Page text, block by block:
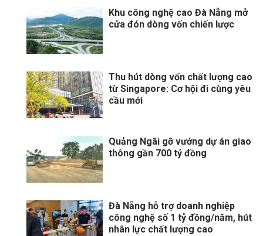
Khu công nghệ cao Đà Nẵng mở
cửa đón dòng vốn chiến lược
Thu hút dòng vốn chất lượng cao
từ Singapore: Cơ hội đi cùng yêu
cầu mới
Quảng Ngãi gỡ vướng dự án giao
thông gần 700 tỷ đồng
Đà Nẵng hỗ trợ doanh nghiệp
công nghệ số 1 tỷ đồng/năm, hút
nhân lực chất lượng cao